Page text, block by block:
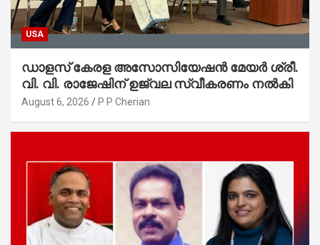
USA
ഡാളസ് കേരള അസോസിയേഷൻ മേയർ ശ്രീ.
വി. വി. രാജേഷിന് ഉജ്വല സ്വീകരണം നൽകി
August 6, 2026 P P Cherian